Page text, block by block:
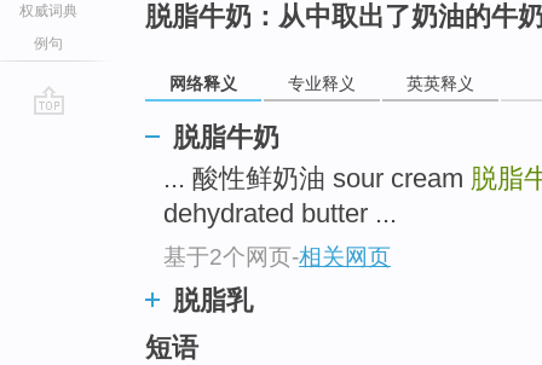
权威词典
例句
脱脂牛奶：从中取出了奶油的牛
网络释义 专业释义 英英释义
脱脂牛奶
... 酸性鲜奶油 sour cream 脱脂
dehydrated butter ...
基于2个网页-相关网页
脱脂乳
短语